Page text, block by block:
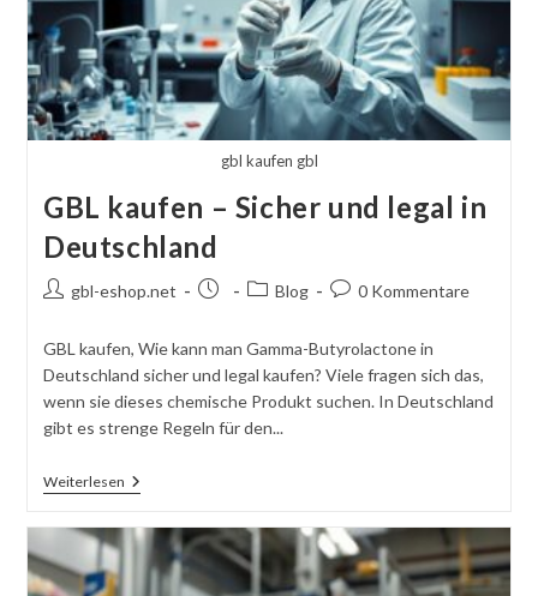
gbl kaufen gbl
GBL kaufen – Sicher und legal in
Deutschland
Autor
Beitrags:
gbl-eshop.net
BeitragBeitragskategorie:
Blog
Kommentare
0 Kommentare
GBL kaufen, Wie kann man Gamma-Butyrolactone in
Deutschland sicher und legal kaufen? Viele fragen sich das,
wenn sie dieses chemische Produkt suchen. In Deutschland
gibt es strenge Regeln für den...
WeiterlesenGBL
Kaufen
Sicher
Legal